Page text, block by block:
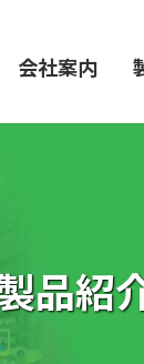
会社案内
品